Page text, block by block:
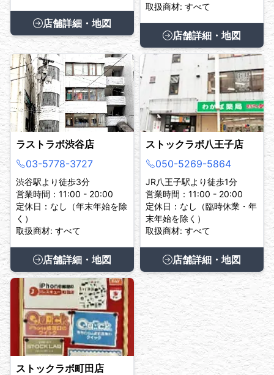
店舗詳細・地図
取扱商材: すべて
店舗詳細・地図
ラストラボ渋谷店
03-5778-3727
渋谷駅より徒歩3分
営業時間：11:00 - 20:00
定休日：なし（年末年始を除
く）
取扱商材: すべて
店舗詳細・地図
ストックラボ八王子店
050-5269-5864
JR八王子駅より徒歩1分
営業時間：11:00 - 20:00
定休日：なし（臨時休業・年
末年始を除く）
取扱商材: すべて
店舗詳細・地図
ストックラボ町田店